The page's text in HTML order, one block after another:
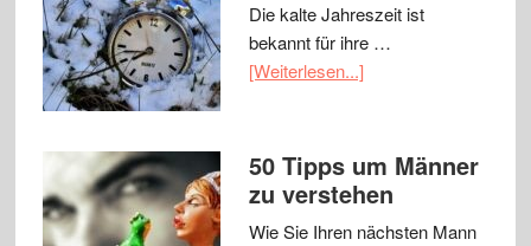
Die kalte Jahreszeit ist
bekannt für ihre …
[Weiterlesen...]
50 Tipps um Männer
zu verstehen
Wie Sie Ihren nächsten Mann